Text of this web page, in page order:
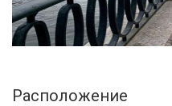
Расположение